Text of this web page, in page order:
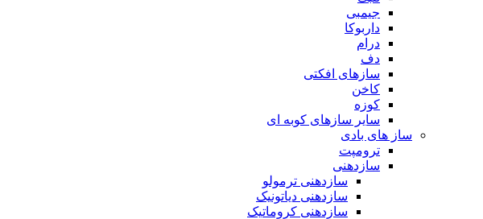
جیمبی
داربوکا
درام
دف
سازهای افکتی
کاخن
کوزه
سایر سازهای کوبه ای
ساز های بادی
ترومپت
سازدهنی
سازدهنی ترمولو
سازدهنی دیاتونیک
سازدهنی کروماتیک